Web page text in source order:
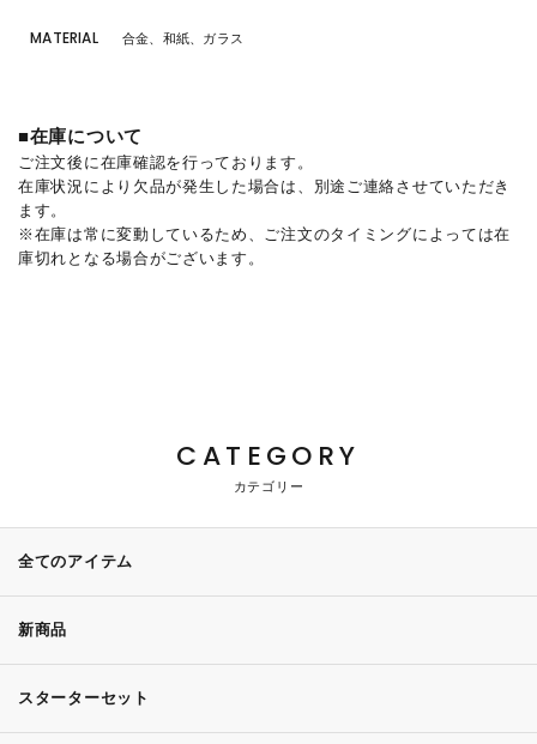
MATERIAL 合金、和紙、ガラス
■在庫について
ご注文後に在庫確認を行っております。
在庫状況により欠品が発生した場合は、別途ご連絡させていただき
ます。
※在庫は常に変動しているため、ご注文のタイミングによっては在
庫切れとなる場合がございます。
CATEGORY
カテゴリー
全てのアイテム
新商品
スターターセット